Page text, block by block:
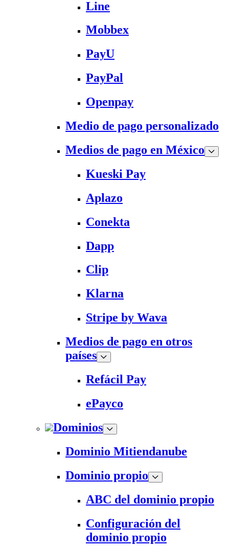
Line
Mobbex
PayU
PayPal
Openpay
Medio de pago personalizado
Medios de pago en México
Kueski Pay
Aplazo
Conekta
Dapp
Clip
Klarna
Stripe by Wava
Medios de pago en otros
países
Refácil Pay
ePayco
Dominios
Dominio Mitiendanube
Dominio propio
ABC del dominio propio
Configuración del
dominio propio